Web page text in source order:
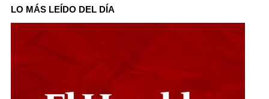
of
47
seconds
LO MÁS LEÍDO DEL DÍA